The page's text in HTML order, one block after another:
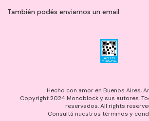
También podés enviarnos un email
Hecho con amor en Buenos Aires,
Copyright 2024 Monoblock y sus autores.
reservados. All rights
Consultá nuestros términos y